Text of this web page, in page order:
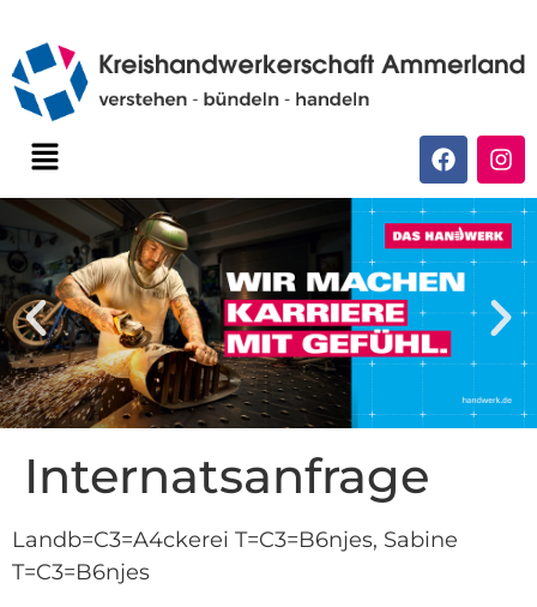
Internatsanfrage
Landb=C3=A4ckerei T=C3=B6njes, Sabine
T=C3=B6njes